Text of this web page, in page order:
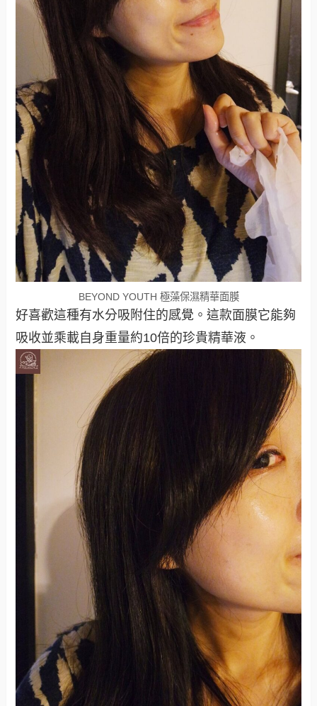
BEYOND YOUTH 極藻保濕精華面膜
好喜歡這種有水分吸附住的感覺。這款面膜它能夠
吸收並乘載自身重量約10倍的珍貴精華液。